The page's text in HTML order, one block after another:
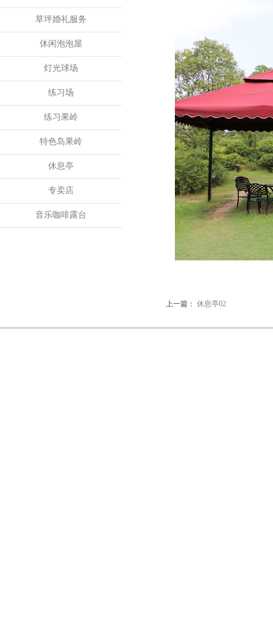
草坪婚礼服务
休闲泡泡屋
灯光球场
练习场
练习果岭
特色岛果岭
休息亭
专卖店
音乐咖啡露台
上一篇： 休息亭02